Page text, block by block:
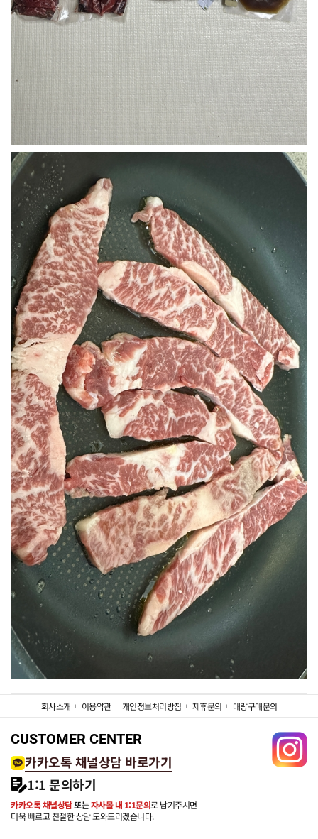
회사소개 이용약관 개인정보처리방침 제휴문의 대량구매문의
CUSTOMER CENTER
카카오톡 채널상담 바로가기
1:1 문의하기
카카오톡 채널상담또는자사몰 내 1:1문의로 남겨주시면
더욱 빠르고 친절한 상담 도와드리겠습니다.